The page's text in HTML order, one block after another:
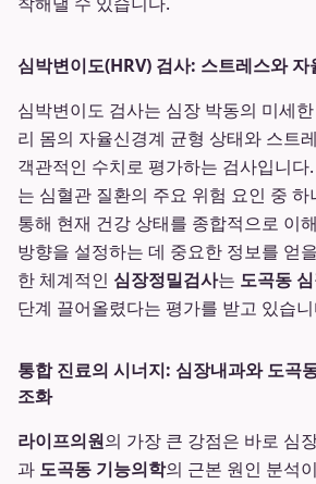
심박변이도(HRV) 검사: 스트레스와
심박변이도 검사는 심장 박동의 미세
리 몸의 자율신경계 균형 상태와 스트
객관적인 수치로 평가하는 검사입니
는 심혈관 질환의 주요 위험 요인 중
통해 현재 건강 상태를 종합적으로 이
방향을 설정하는 데 중요한 정보를 얻
한 체계적인 심장정밀검사는 도곡동
단계 끌어올렸다는 평가를 받고 있습
통합 진료의 시너지: 심장내과와 도곡
조화
라이프의원의 가장 큰 강점은 바로 심
과 도곡동 기능의학의 근본 원인 분석